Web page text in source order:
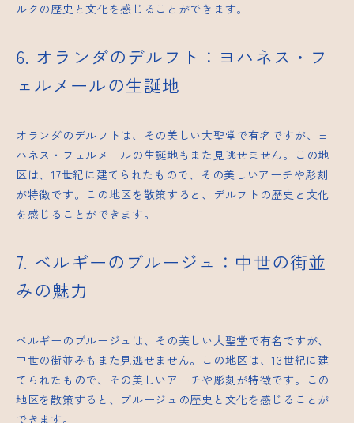
ルクの歴史と文化を感じることができます。
6. オランダのデルフト：ヨハネス・フ
ェルメールの生誕地
オランダのデルフトは、その美しい大聖堂で有名ですが、ヨ
ハネス・フェルメールの生誕地もまた見逃せません。この地
区は、17世紀に建てられたもので、その美しいアーチや彫刻
が特徴です。この地区を散策すると、デルフトの歴史と文化
を感じることができます。
7. ベルギーのブルージュ：中世の街並
みの魅力
ベルギーのブルージュは、その美しい大聖堂で有名ですが、
中世の街並みもまた見逃せません。この地区は、13世紀に建
てられたもので、その美しいアーチや彫刻が特徴です。この
地区を散策すると、ブルージュの歴史と文化を感じることが
できます。